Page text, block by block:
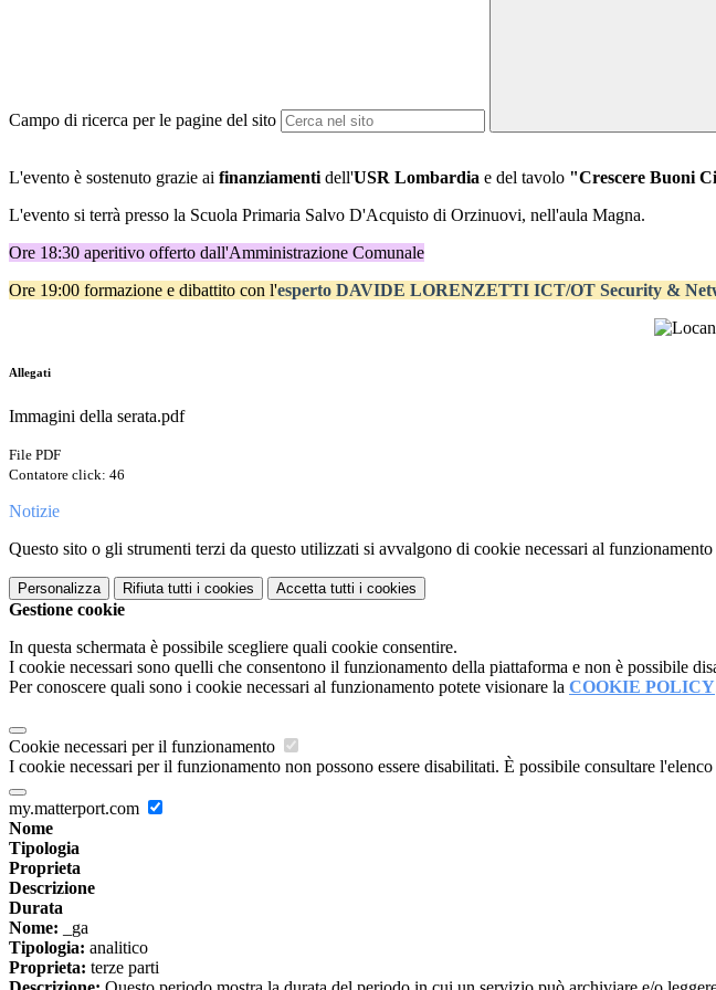
Campo di ricerca per le pagine del sito
L'evento è sostenuto grazie ai finanziamenti dell'USR Lombardia e del tavolo "Crescere Buoni
L'evento si terrà presso la Scuola Primaria Salvo D'Acquisto di Orzinuovi, nell'aula Magna.
Ore 18:30 aperitivo offerto dall'Amministrazione Comunale
Ore 19:00 formazione e dibattito con l'esperto DAVIDE LORENZETTI ICT/OT Security &
Allegati
Immagini della serata.pdf
File PDF
Contatore click: 46
Notizie
Questo sito o gli strumenti terzi da questo utilizzati si avvalgono di cookie necessari al
Personalizza Rifiuta tutti i cookies Accetta tutti i cookies
Gestione cookie
In questa schermata è possibile scegliere quali cookie consentire.
I cookie necessari sono quelli che consentono il funzionamento della piattaforma e non è possibile
Per conoscere quali sono i cookie necessari al funzionamento potete visionare la COOKIE POLICY
Cookie necessari per il funzionamento
I cookie necessari per il funzionamento non possono essere disabilitati. È possibile consultare
my.matterport.com
Nome
Tipologia
Proprieta
Descrizione
Durata
Nome: _ga
Tipologia: analitico
Proprieta: terze parti